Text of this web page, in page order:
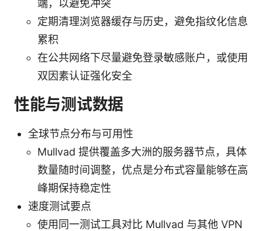
端，以避免冲突
定期清理浏览器缓存与历史，避免指纹化信息
累积
在公共网络下尽量避免登录敏感账户，或使用
双因素认证强化安全
性能与测试数据
全球节点分布与可用性
Mullvad 提供覆盖多大洲的服务器节点，具体
数量随时间调整，优点是分布式容量能够在高
峰期保持稳定性
速度测试要点
使用同一测试工具对比 Mullvad 与其他 VPN